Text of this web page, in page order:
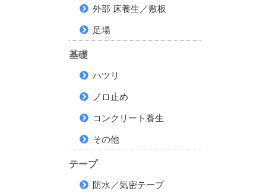
外部 床養生／敷板
足場
基礎
ハツリ
ノロ止め
コンクリート養生
その他
テープ
防水／気密テープ